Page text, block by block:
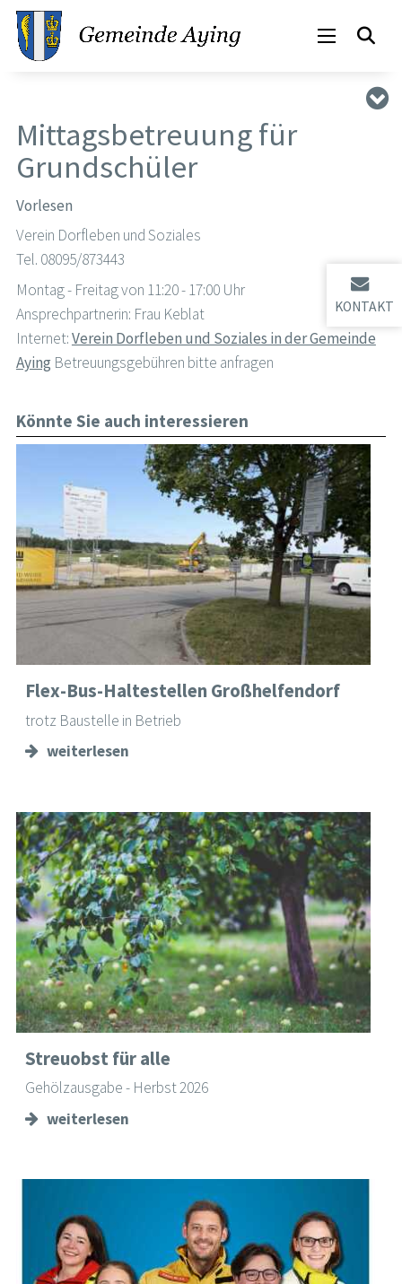
KONTAKT
Mittagsbetreuung für
Grundschüler
Vorlesen
Verein Dorfleben und Soziales
Tel. 08095/873443
Montag - Freitag von 11:20 - 17:00 Uhr
Ansprechpartnerin: Frau Keblat
Internet:Verein Dorfleben und Soziales in der Gemeinde
Aying Betreuungsgebühren bitte anfragen
Könnte Sie auch interessieren
Flex-Bus-Haltestellen Großhelfendorf
trotz Baustelle in Betrieb
weiterlesen
Streuobst für alle
Gehölzausgabe - Herbst 2026
weiterlesen